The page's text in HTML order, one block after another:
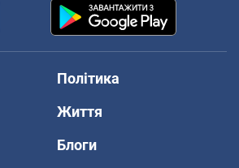
Політика
Життя
Блоги